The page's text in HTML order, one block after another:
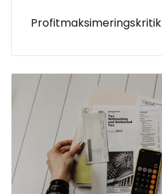
Profitmaksimeringskritik